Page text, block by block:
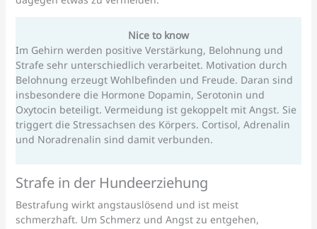
Nice to know
Im Gehirn werden positive Verstärkung, Belohnung und
Strafe sehr unterschiedlich verarbeitet. Motivation durch
Belohnung erzeugt Wohlbefinden und Freude. Daran sind
insbesondere die Hormone Dopamin, Serotonin und
Oxytocin beteiligt. Vermeidung ist gekoppelt mit Angst. Sie
triggert die Stressachsen des Körpers. Cortisol, Adrenalin
und Noradrenalin sind damit verbunden.
Strafe in der Hundeerziehung
Bestrafung wirkt angstauslösend und ist meist
schmerzhaft. Um Schmerz und Angst zu entgehen,